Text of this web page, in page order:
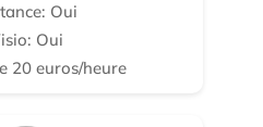
Oui
Oui
20 euros/heure